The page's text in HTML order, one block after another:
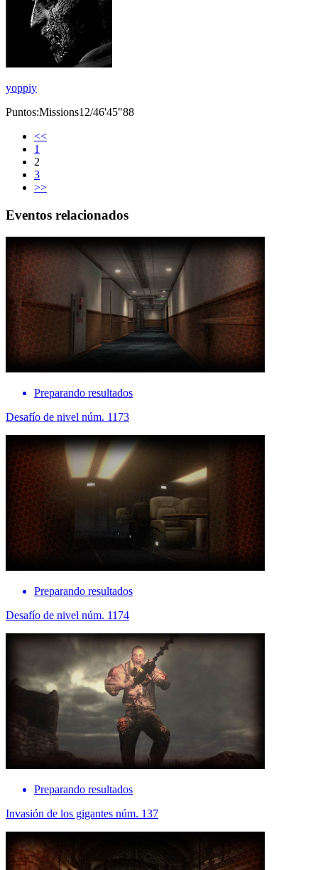
yoppiy
Puntos:Missions12/46'45"88
<<
1
2
3
>>
Eventos relacionados
Preparando resultados
Desafío de nivel núm. 1173
Preparando resultados
Desafío de nivel núm. 1174
Preparando resultados
Invasión de los gigantes núm. 137